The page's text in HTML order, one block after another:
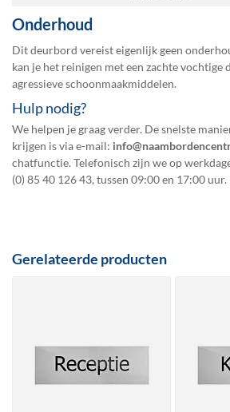
Onderhoud
Dit deurbord vereist eigenlijk geen
kan je het reinigen met een zachte vochtige
agressieve schoonmaakmiddelen.
Hulp nodig?
We helpen je graag verder. De snelste
krijgen is via e-mail:
chatfunctie. Telefonisch zijn we op
(0) 85 40 126 43, tussen 09:00 en 17:00 uur.
Gerelateerde producten